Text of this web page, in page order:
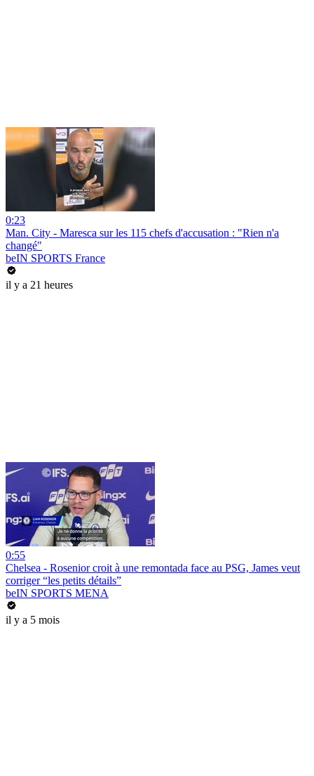
0:23
Man. City - Maresca sur les 115 chefs d'accusation : "Rien n'a
changé"
beIN SPORTS France
il y a 21 heures
0:55
Chelsea - Rosenior croit à une remontada face au PSG, James veut
corriger “les petits détails”
beIN SPORTS MENA
il y a 5 mois